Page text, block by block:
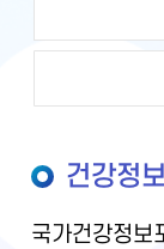
건강정
국가건강정